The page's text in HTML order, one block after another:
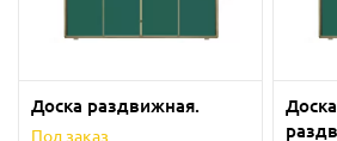
Доска раздвижная.
Под заказ